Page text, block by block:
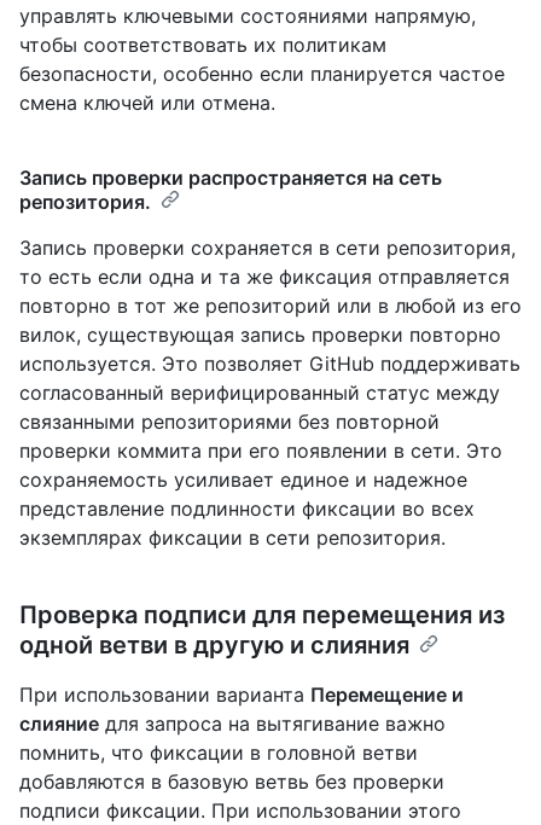
управлять ключевыми состояниями напрямую,
чтобы соответствовать их политикам
безопасности, особенно если планируется частое
смена ключей или отмена.
Запись проверки распространяется на сеть
репозитория.
Запись проверки сохраняется в сети репозитория,
то есть если одна и та же фиксация отправляется
повторно в тот же репозиторий или в любой из его
вилок, существующая запись проверки повторно
используется. Это позволяет GitHub поддерживать
согласованный верифицированный статус между
связанными репозиториями без повторной
проверки коммита при его появлении в сети. Это
сохраняемость усиливает единое и надежное
представление подлинности фиксации во всех
экземплярах фиксации в сети репозитория.
Проверка подписи для перемещения из
одной ветви в другую и слияния
При использовании варианта Перемещение и
слияние для запроса на вытягивание важно
помнить, что фиксации в головной ветви
добавляются в базовую ветвь без проверки
подписи фиксации. При использовании этого